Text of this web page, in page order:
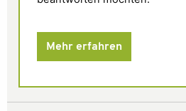
Mehr erfahren